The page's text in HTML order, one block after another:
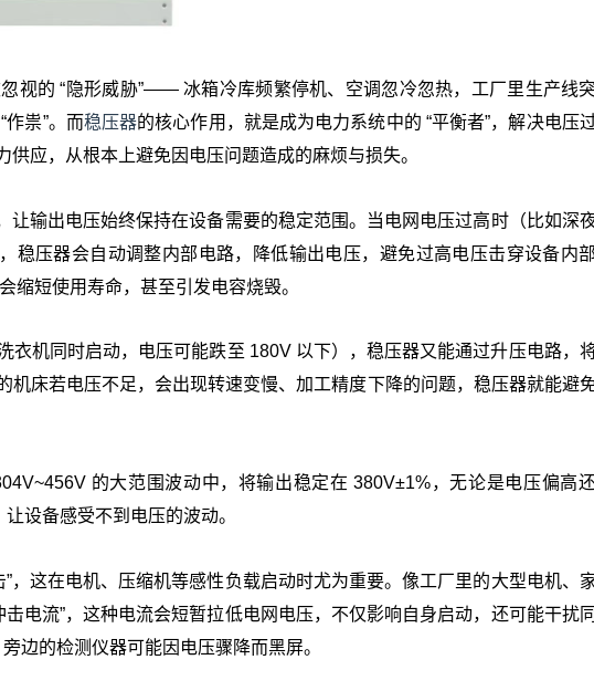
视的 “隐形威胁”—— 冰箱冷库频繁停机、空调忽冷忽热，工厂里生产线
祟”。而稳压器的核心作用，就是成为电力系统中的 “平衡者”，解决电压过
应，从根本上避免因电压问题造成的麻烦与损失。
让输出电压始终保持在设备需要的稳定范围。当电网电压过高时（比如深
稳压器会自动调整内部电路，降低输出电压，避免过高电压击穿设备内
短使用寿命，甚至引发电容烧毁。
衣机同时启动，电压可能跌至 180V 以下），稳压器又能通过升压电路，
机床若电压不足，会出现转速变慢、加工精度下降的问题，稳压器就能避
的大范围波动中，将输出稳定在 380V±1%，无论是电压偏高
设备感受不到电压的波动。
，这在电机、压缩机等感性负载启动时尤为重要。像工厂里的大型电机、
电流”，这种电流会短暂拉低电网电压，不仅影响自身启动，还可能干扰
边的检测仪器可能因电压骤降而黑屏。